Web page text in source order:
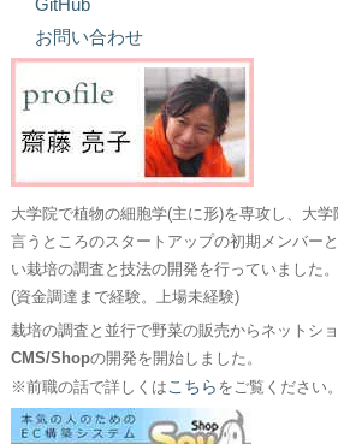
GitHub
お問い合わせ
大学院で植物の細胞学(主に形)を専攻し、大
言うところのスタートアップの初期メンバー
い栽培の調査と技法の開発を行っていました。
(資金調達まで経験。上場未経験)
栽培の調査と並行で野菜の販売からネットシ
CMS/Shopの開発を開始しました。
※前職の話で詳しくは こちら をご覧ください。